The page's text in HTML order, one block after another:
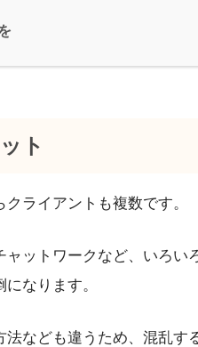
ト
ライアントも複数です。
ットワークなど、いろい
なります。
なども違うため、混乱す